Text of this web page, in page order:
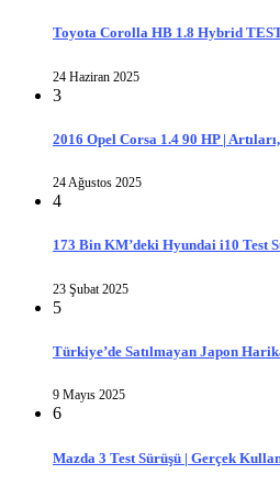
Toyota Corolla HB 1.8 Hybrid
24 Haziran 2025
3
2016 Opel Corsa 1.4 90 HP |
24 Ağustos 2025
4
173 Bin KM’deki Hyundai i10 Test
23 Şubat 2025
5
Türkiye’de Satılmayan Japon
9 Mayıs 2025
6
Mazda 3 Test Sürüşü | Gerçek